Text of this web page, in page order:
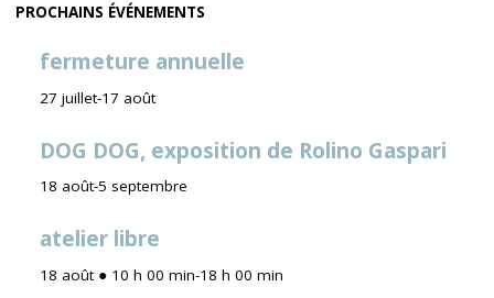
PROCHAINS ÉVÉNEMENTS
fermeture annuelle
27 juillet-17 août
DOG DOG, exposition de Rolino Gaspari
18 août-5 septembre
atelier libre
18 août ● 10 h 00 min-18 h 00 min